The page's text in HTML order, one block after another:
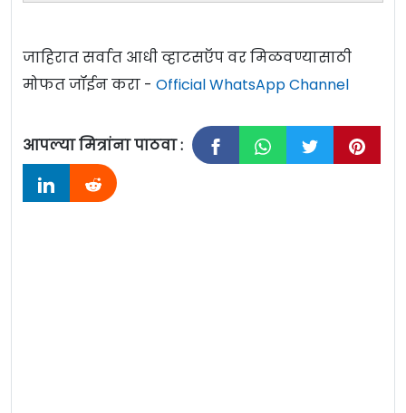
जाहिरात सर्वात आधी व्हाटसऍप वर मिळवण्यासाठी
मोफत जॉईन करा - Official WhatsApp Channel
आपल्या मित्रांना पाठवा :